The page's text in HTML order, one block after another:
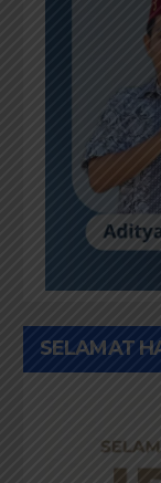
SELAMAT